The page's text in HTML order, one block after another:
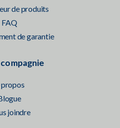
de produits
FAQ
de garantie
propos
joindre